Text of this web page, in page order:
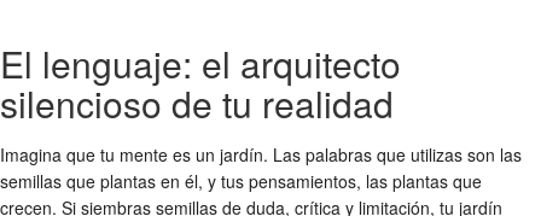
El lenguaje: el arquitecto
silencioso de tu realidad
Imagina que tu mente es un jardín. Las palabras que utilizas son las
semillas que plantas en él, y tus pensamientos, las plantas que
crecen. Si siembras semillas de duda, crítica y limitación, tu jardín